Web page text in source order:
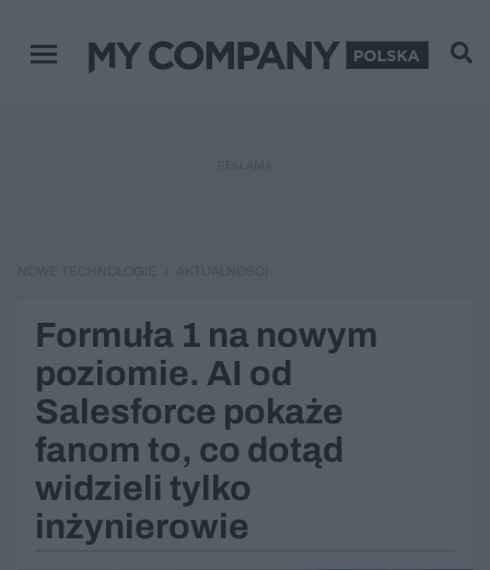
Menu główne
Formuła 1 na nowym
poziomie. AI od
Salesforce pokaże
fanom to, co dotąd
widzieli tylko
inżynierowie